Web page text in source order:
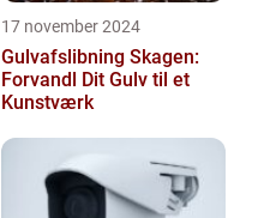
17 november 2024
Gulvafslibning Skagen:
Forvandl Dit Gulv til et
Kunstværk